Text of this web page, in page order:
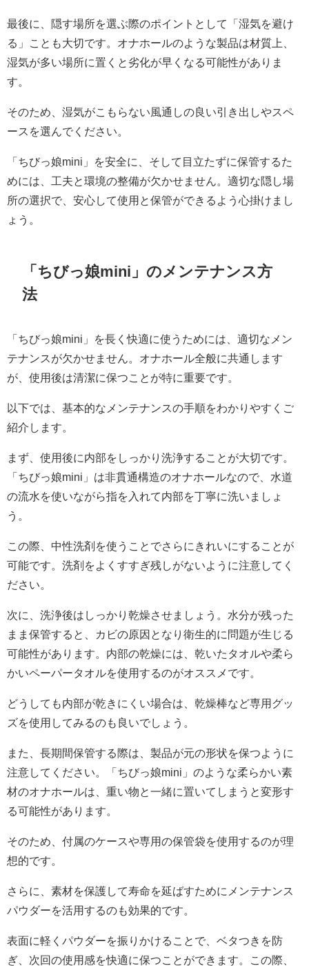
最後に、隠す場所を選ぶ際のポイントとして「湿気を避け
る」ことも大切です。オナホールのような製品は材質上、
湿気が多い場所に置くと劣化が早くなる可能性がありま
す。
そのため、湿気がこもらない風通しの良い引き出しやスペ
ースを選んでください。
「ちびっ娘mini」を安全に、そして目立たずに保管するた
めには、工夫と環境の整備が欠かせません。適切な隠し場
所の選択で、安心して使用と保管ができるよう心掛けまし
ょう。
「ちびっ娘mini」のメンテナンス方
法
「ちびっ娘mini」を長く快適に使うためには、適切なメン
テナンスが欠かせません。オナホール全般に共通します
が、使用後は清潔に保つことが特に重要です。
以下では、基本的なメンテナンスの手順をわかりやすくご
紹介します。
まず、使用後に内部をしっかり洗浄することが大切です。
「ちびっ娘mini」は非貫通構造のオナホールなので、水道
の流水を使いながら指を入れて内部を丁寧に洗いましょ
う。
この際、中性洗剤を使うことでさらにきれいにすることが
可能です。洗剤をよくすすぎ残しがないように注意してく
ださい。
次に、洗浄後はしっかり乾燥させましょう。水分が残った
まま保管すると、カビの原因となり衛生的に問題が生じる
可能性があります。内部の乾燥には、乾いたタオルや柔ら
かいペーパータオルを使用するのがオススメです。
どうしても内部が乾きにくい場合は、乾燥棒など専用グッ
ズを使用してみるのも良いでしょう。
また、長期間保管する際は、製品が元の形状を保つように
注意してください。「ちびっ娘mini」のような柔らかい素
材のオナホールは、重い物と一緒に置いてしまうと変形す
る可能性があります。
そのため、付属のケースや専用の保管袋を使用するのが理
想的です。
さらに、素材を保護して寿命を延ばすためにメンテナンス
パウダーを活用するのも効果的です。
表面に軽くパウダーを振りかけることで、ベタつきを防
ぎ、次回の使用感を快適に保つことができます。この際、